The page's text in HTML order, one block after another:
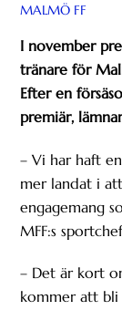
MALMÖ FF
I november
tränare för
Efter en
premiär,
– Vi har haft
mer landat i
engagemang
MFF:s
– Det är kort
kommer att bli